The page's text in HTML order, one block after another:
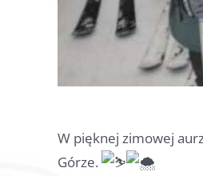
W pięknej zimowej
Górze.